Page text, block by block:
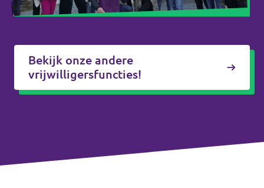
Bekijk onze andere
vrijwilligersfuncties!